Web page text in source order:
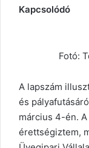
Kapcsolódó
Fotó:
A lapszám
és
március 4-én.
érettségiztem,